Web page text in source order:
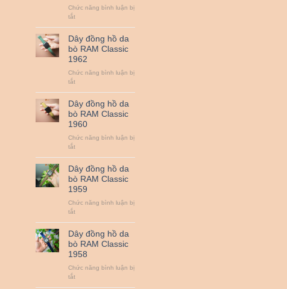
HỌC
TRỌNG
NHẤT
:
NIKON
NANO,
CANON
Chức năng bình luận bị
tắtở
hồ
da
bò
RAM
Dây đồng hồ da
bò RAM Classic
1962
Chức năng bình luận bị
tắtở
hồ
da
bò
RAM
Dây đồng hồ da
bò RAM Classic
1960
Chức năng bình luận bị
tắtở
hồ
da
bò
RAM
Dây đồng hồ da
bò RAM Classic
1959
Chức năng bình luận bị
tắtở
hồ
da
bò
RAM
Dây đồng hồ da
bò RAM Classic
1958
Chức năng bình luận bị
tắtở